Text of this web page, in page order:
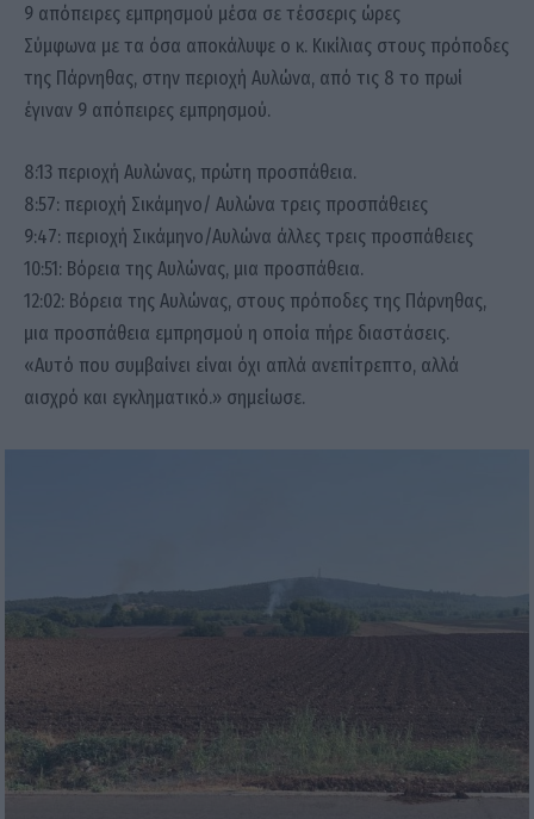
9 απόπειρες εμπρησμού μέσα σε τέσσερις ώρες
Σύμφωνα με τα όσα αποκάλυψε ο κ. Κικίλιας στους πρόποδες
της Πάρνηθας, στην περιοχή Αυλώνα, από τις 8 το πρωί
έγιναν 9 απόπειρες εμπρησμού.
8:13 περιοχή Αυλώνας, πρώτη προσπάθεια.
8:57: περιοχή Σικάμηνο/ Αυλώνα τρεις προσπάθειες
9:47: περιοχή Σικάμηνο/Αυλώνα άλλες τρεις προσπάθειες
10:51: Βόρεια της Αυλώνας, μια προσπάθεια.
12:02: Βόρεια της Αυλώνας, στους πρόποδες της Πάρνηθας,
μια προσπάθεια εμπρησμού η οποία πήρε διαστάσεις.
«Αυτό που συμβαίνει είναι όχι απλά ανεπίτρεπτο, αλλά
αισχρό και εγκληματικό.» σημείωσε.